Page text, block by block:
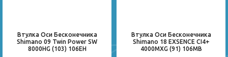
Втулка Оси Бесконечника
Shimano 09 Twin Power SW
8000HG (103) 106EH
Втулка Оси Бесконечника
Shimano 18 EXSENCE CI4+
4000MXG (91) 106MB